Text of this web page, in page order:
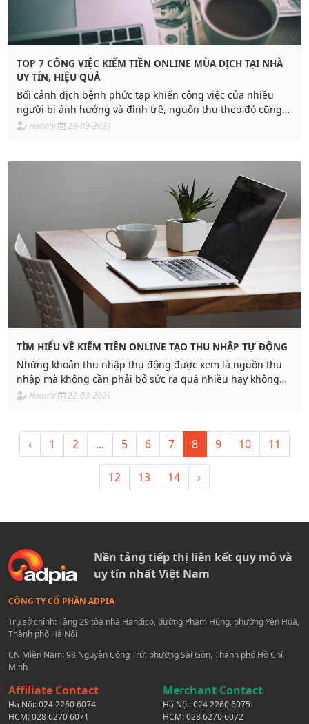
TOP 7 CÔNG VIỆC KIẾM TIỀN ONLINE MÙA DỊCH TẠI NHÀ
UY TÍN, HIỆU QUẢ
Bối cảnh dịch bệnh phức tạp khiến công việc của nhiều
người bị ảnh hưởng và đình trệ, nguồn thu theo đó cũng
giảm sút. Đa dạng nguồn thu
Hoantv 23-09-2021
TÌM HIỂU VỀ KIẾM TIỀN ONLINE TẠO THU NHẬP TỰ ĐỘNG
Những khoản thu nhập thụ động được xem là nguồn thu
nhập mà không cần phải bỏ sức ra quá nhiều hay không
cần phải làm việc chính thức, đòi hỏi rất ít
Hoantv 22-03-2021
‹ 1 2 ... 5 6 7 8 9 10 11
12 13 14 ›
Nền tảng tiếp thị liên kết quy mô và
uy tín nhất Việt Nam
CÔNG TY CỔ PHẦN ADPIA
Trụ sở chính: Tầng 29 tòa nhà Handico, đường Phạm Hùng, phường Yên Hoà,
Thành phố Hà Nội
CN Miền Nam: 98 Nguyễn Công Trứ, phường Sài Gòn, Thành phố Hồ Chí
Minh
Affiliate Contact
Hà Nội:024 2260 6074
HCM:028 6270 6071
Merchant Contact
Hà Nội:024 2260 6075
HCM:028 6270 6072